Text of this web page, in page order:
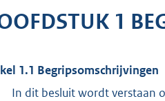
1
1.1 Begripsomschrijvingen
In dit besluit wordt verstaan